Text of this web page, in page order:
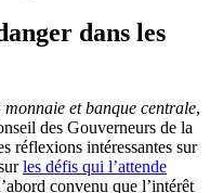
dans les
et banque centrale,
des Gouverneurs de la
réflexions intéressantes sur
les défis qui l’attende
convenu que l’intérêt